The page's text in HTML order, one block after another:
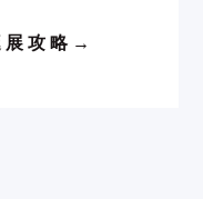
展 攻 略 →